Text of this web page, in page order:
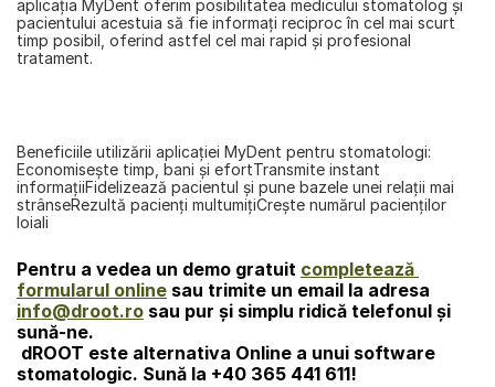
aplicația MyDent oferim posibilitatea medicului stomatolog şi
pacientului acestuia să fie informaţi reciproc în cel mai scurt
timp posibil, oferind astfel cel mai rapid şi profesional
tratament.
Beneficiile utilizării aplicaţiei MyDent pentru stomatologi:
Economiseşte timp, bani şi efortTransmite instant
informaţiiFidelizează pacientul şi pune bazele unei relaţii mai
strânseRezultă pacienți multumiţiCreşte numărul pacienţilor
loiali
Pentru a vedea un demo gratuit completează
formularul online
info@droot.ro sau pur şi simplu ridică telefonul şi
sună-ne.
dROOT este alternativa Online a unui software
stomatologic. Sună la +40 365 441 611!